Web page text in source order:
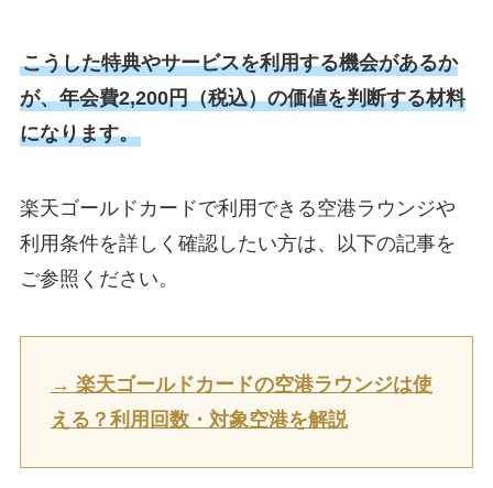
こうした特典やサービスを利用する機会があるか
が、年会費2,200円（税込）の価値を判断する材料
になります。
楽天ゴールドカードで利用できる空港ラウンジや
利用条件を詳しく確認したい方は、以下の記事を
ご参照ください。
→ 楽天ゴールドカードの空港ラウンジは使
える？利用回数・対象空港を解説